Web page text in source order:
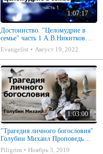
1:07:17
Достоинство. "Целомудрие в
семье" часть 1 А.В.Никитков
Беседа для семейных МСЦ ЕХБ
Evangelist Август 19, 2022
1:03:00
"Трагедия личного богословия"
Голубин Михаил Проповедь
2019
Piligrim Ноябрь 3, 2019